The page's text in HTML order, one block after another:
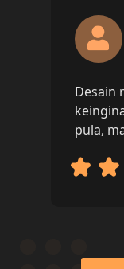
Desain
pula,